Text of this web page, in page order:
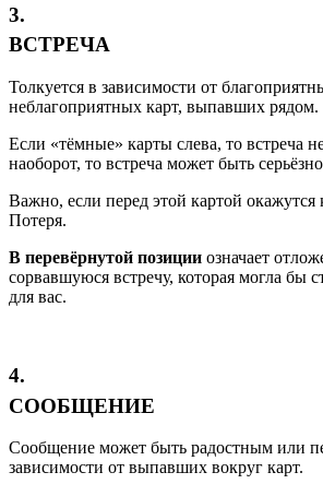
3.
ВСТРЕЧА
Толкуется в зависимости от
неблагоприятных карт, выпавших рядом.
Если «тёмные» карты слева, то встреча
наоборот, то встреча может быть
Важно, если перед этой картой окажутся
Потеря.
В перевёрнутой позиции означает
сорвавшуюся встречу, которая могла бы
для вас.
4.
СООБЩЕНИЕ
Сообщение может быть радостным или
зависимости от выпавших вокруг карт.